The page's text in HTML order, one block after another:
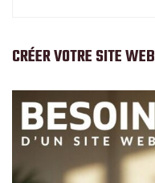
CRÉER VOTRE SITE WEB